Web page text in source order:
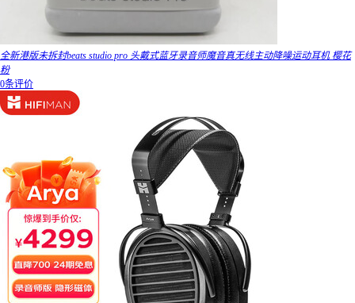
全新港版未拆封beats studio pro 头戴式蓝牙录音师魔音真无线主动降噪运动耳机 樱花
粉
0条评价